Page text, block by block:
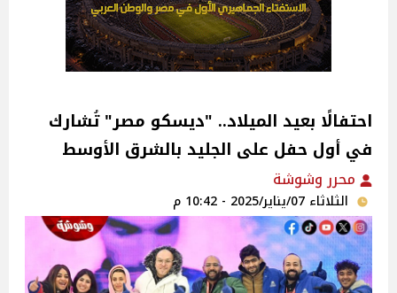
احتفالًا بعيد الميلاد.. "ديسكو مصر" تُشارك
في أول حفل على الجليد بالشرق الأوسط
محرر وشوشة
الثلاثاء 07/يناير/2025 - 10:42 م